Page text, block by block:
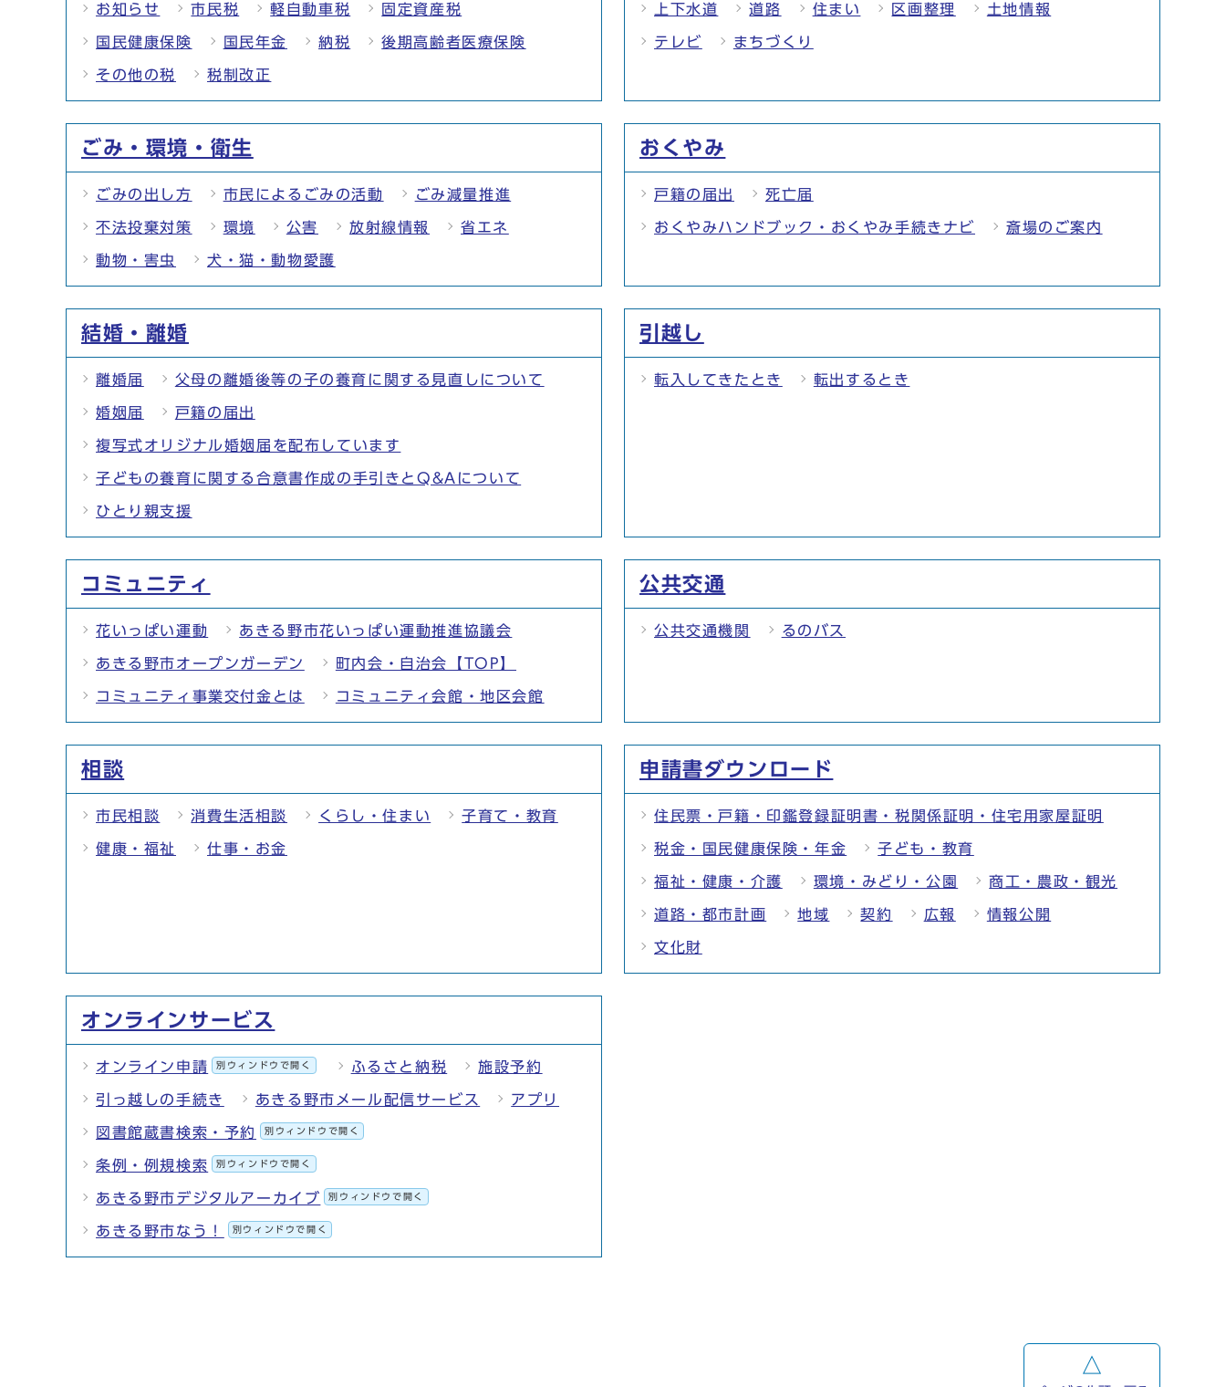
お知らせ 市民税 軽自動車税 固定資産税
国民健康保険 国民年金 納税 後期高齢者医療保険
その他の税 税制改正
上下水道 道路 住まい 区画整理 土地情報
テレビ まちづくり
ごみ・環境・衛生
ごみの出し方 市民によるごみの活動 ごみ減量推進
不法投棄対策 環境 公害 放射線情報 省エネ
動物・害虫 犬・猫・動物愛護
おくやみ
戸籍の届出 死亡届
おくやみハンドブック・おくやみ手続きナビ 斎場のご案内
結婚・離婚
離婚届 父母の離婚後等の子の養育に関する見直しについて
婚姻届 戸籍の届出
複写式オリジナル婚姻届を配布しています
子どもの養育に関する合意書作成の手引きとQ&Aについて
ひとり親支援
引越し
転入してきたとき 転出するとき
コミュニティ
花いっぱい運動 あきる野市花いっぱい運動推進協議会
あきる野市オープンガーデン 町内会・自治会【TOP】
コミュニティ事業交付金とは コミュニティ会館・地区会館
公共交通
公共交通機関 るのバス
相談
市民相談 消費生活相談 くらし・住まい 子育て・教育
健康・福祉 仕事・お金
申請書ダウンロード
住民票・戸籍・印鑑登録証明書・税関係証明・住宅用家屋証明
税金・国民健康保険・年金 子ども・教育
福祉・健康・介護 環境・みどり・公園 商工・農政・観光
道路・都市計画 地域 契約 広報 情報公開
文化財
オンラインサービス
オンライン申請 別ウィンドウで開く ふるさと納税 施設予約
引っ越しの手続き あきる野市メール配信サービス アプリ
図書館蔵書検索・予約 別ウィンドウで開く
条例・例規検索 別ウィンドウで開く
あきる野市デジタルアーカイブ 別ウィンドウで開く
あきる野市なう！ 別ウィンドウで開く